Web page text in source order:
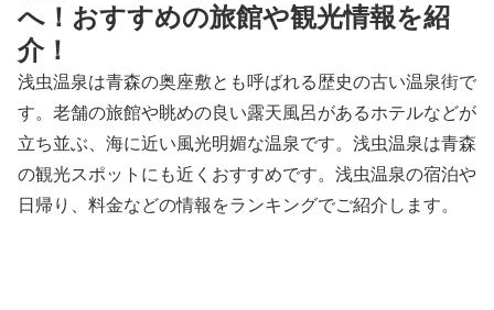
へ！おすすめの旅館や観光情報を紹
介！
浅虫温泉は青森の奥座敷とも呼ばれる歴史の古い温泉街で
す。老舗の旅館や眺めの良い露天風呂があるホテルなどが
立ち並ぶ、海に近い風光明媚な温泉です。浅虫温泉は青森
の観光スポットにも近くおすすめです。浅虫温泉の宿泊や
日帰り、料金などの情報をランキングでご紹介します。